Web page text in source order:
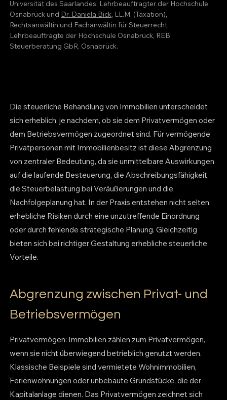
Universität des Saarlandes, Lehrbeauftragter der Hochschule
Osnabrück und Dr. Daniela Bick, LL.M. (Taxation),
Rechtsanwältin und Fachanwältin für Steuerrecht,
Lehrbeauftragte der Hochschule Osnabrück, REB
Steuerberatung GbR, Osnabrück.
Die steuerliche Behandlung von Immobilien unterscheidet
sich erheblich, je nachdem, ob sie dem Privatvermögen oder
dem Betriebsvermögen zugeordnet sind. Für vermögende
Privatpersonen mit Immobilienbesitz ist diese Abgrenzung
von zentraler Bedeutung, da sie unmittelbare Auswirkungen
auf die laufende Besteuerung, die Abschreibungsfähigkeit,
die Steuerbelastung bei Veräußerungen und die
Nachfolgeplanung hat. In der Praxis entstehen nicht selten
erhebliche Risiken durch eine unzutreffende Einordnung
oder durch fehlende strategische Planung. Gleichzeitig
bieten sich bei richtiger Gestaltung erhebliche steuerliche
Vorteile.
Abgrenzung zwischen Privat- und
Betriebsvermögen
Privatvermögen: Immobilien zählen zum Privatvermögen,
wenn sie nicht überwiegend betrieblich genutzt werden.
Klassische Beispiele sind vermietete Wohnimmobilien,
Ferienwohnungen oder unbebaute Grundstücke, die der
Kapitalanlage dienen. Das Privatvermögen zeichnet sich